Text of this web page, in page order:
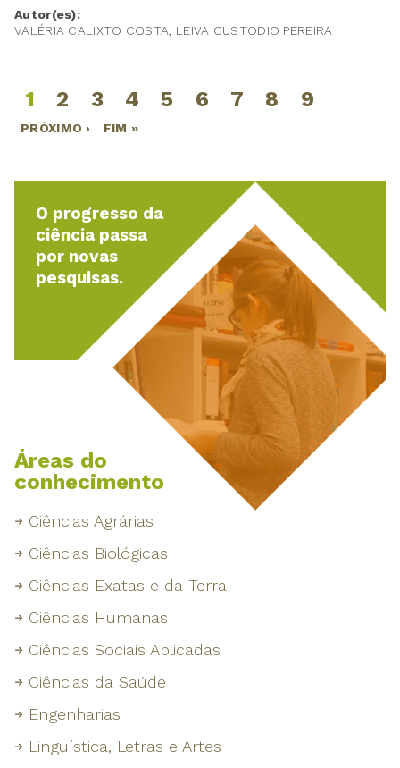
Autor(es):
VALÉRIA CALIXTO COSTA, LEIVA CUSTODIO PEREIRA
Páginas
1 2 3 4 5 6 7 8 9
PRÓXIMO › FIM »
O progresso da
ciência passa
por novas
pesquisas.
Áreas do
conhecimento
Ciências Agrárias
Ciências Biológicas
Ciências Exatas e da Terra
Ciências Humanas
Ciências Sociais Aplicadas
Ciências da Saúde
Engenharias
Linguística, Letras e Artes